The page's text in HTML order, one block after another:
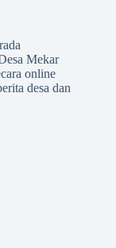
Mekar
online
desa dan